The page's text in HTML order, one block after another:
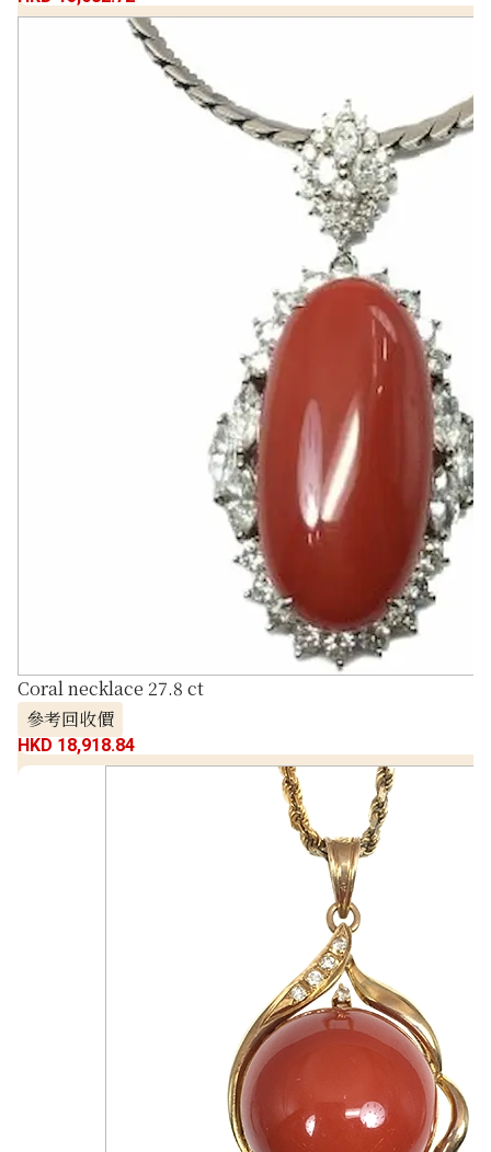
Coral necklace 27.8 ct
參考回收價
HKD 18,918.84